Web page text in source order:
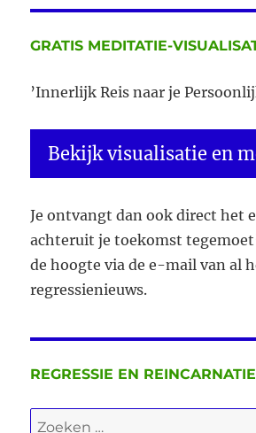
GRATIS MEDITATIE-
’Innerlijk Reis naar je
Bekijk visualisatie en
Je ontvangt dan ook direct het
achteruit je toekomst
de hoogte via de e-mail van al
regressienieuws.
REGRESSIE EN REINCARNATIE
Zoeken